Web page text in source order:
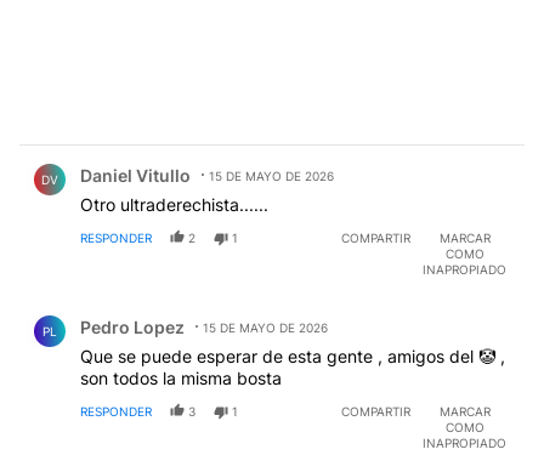
DV Daniel Vitullo 15 DE MAYO DE 2026
Otro ultraderechista......
RESPONDER 2 1 COMPARTIR
MARCAR
COMO
INAPROPIADO
PL Pedro Lopez 15 DE MAYO DE 2026
Que se puede esperar de esta gente , amigos del 🤡 ,
son todos la misma bosta
RESPONDER 3 1 COMPARTIR
MARCAR
COMO
INAPROPIADO